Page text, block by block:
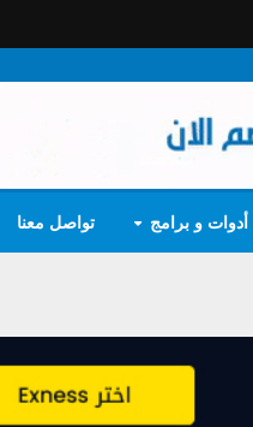
أدوات و برامج تواصل معنا